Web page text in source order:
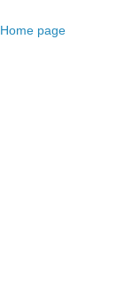
Home page